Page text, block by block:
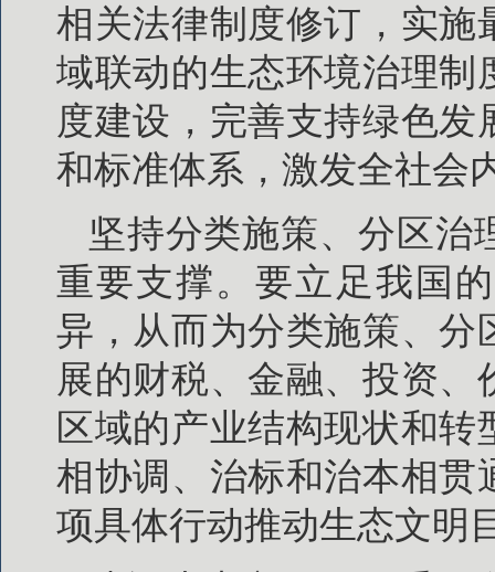
相关法律制度修订，实施
域联动的生态环境治理制
度建设，完善支持绿色
和标准体系，激发全社会
坚持分类施策、分区治
重要支撑。要立足我国
异，从而为分类施策、分
展的财税、金融、投资
区域的产业结构现状和
相协调、治标和治本相贯
项具体行动推动生态文明